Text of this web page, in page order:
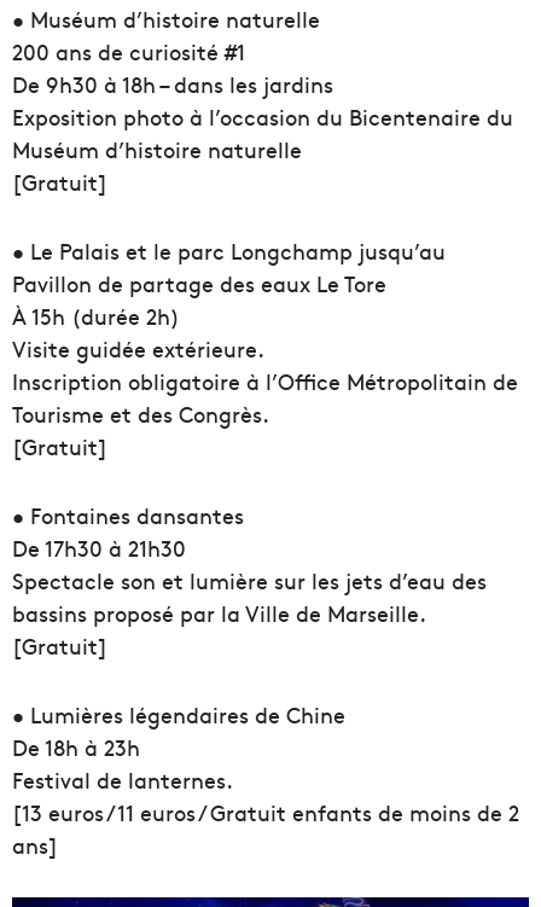
• Muséum d’histoire naturelle
200 ans de curiosité #1
De 9h30 à 18h – dans les jardins
Exposition photo à l’occasion du Bicentenaire du
Muséum d’histoire naturelle
[Gratuit]
• Le Palais et le parc Longchamp jusqu’au
Pavillon de partage des eaux Le Tore
À 15h (durée 2h)
Visite guidée extérieure.
Inscription obligatoire à l’Office Métropolitain de
Tourisme et des Congrès.
[Gratuit]
• Fontaines dansantes
De 17h30 à 21h30
Spectacle son et lumière sur les jets d’eau des
bassins proposé par la Ville de Marseille.
[Gratuit]
• Lumières légendaires de Chine
De 18h à 23h
Festival de lanternes.
[13 euros / 11 euros / Gratuit enfants de moins de 2
ans]